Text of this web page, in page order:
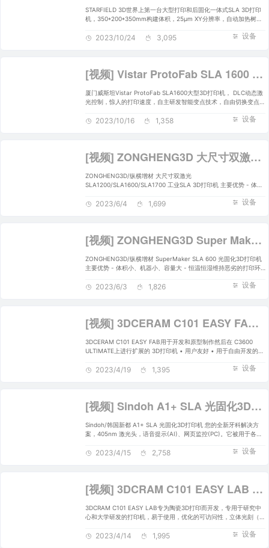
STARFIELD 3D世界上第一台大型打印和后固化一体式SLA 3D打印
机，350*200*350mm构建体积，25μm XY分辨率，自动加热树脂
高强度激光，实现高质量打印。
设备
2023/10/24 3,095
[视频] Vistar ProtoFab SLA 1600 DLC动态激光控制的超大尺寸工业级3D打印机
厦门威斯坦Vistar ProtoFab SLA1600大型3D打印机， DLC动态激
光控制，惊人的打印速度，自主研发智能变点技术，自由切换变点模
100%，最大限度提高新产品研发效率。
设备
2023/10/16 1,358
[视频] ZONGHENG3D 大尺寸双激光 SLA1200/SLA1600/SLA1700 工业SLA 3D打印机
ZONGHENG3D/纵横增材 大尺寸双激光
SLA1200/SLA1600/SLA1700 工业SLA 3D打印机 主要优势 - 体积
容错性高，可量产 - 操作简单，可拆卸网板和树脂槽 - 易于调试，
设备
2023/6/4 1,699
[视频] ZONGHENG3D Super Maker SLA 600 光固化3D打印机
ZONGHENG3D/纵横增材 SuperMaker SLA 600 光固化3D打印机
主要优势 - 体积小、机器小、容量大 - 恒温恒湿维持恶劣的打印环
槽 - 易于调试，模块化集成电路 - 持续监控，全程打印监控 - 过压
设备
2023/6/3 1,826
[视频] 3DCERAM C101 EASY FAB 用于技术陶瓷开发和原型制作的3D打印机
3DCERAM C101 EASY FAB用于开发和原型制作然后在 C3600
ULTIMATE上进行扩展的 3D打印机 • 用户友好 • 用于自由开发的实
以提供优化运行 100*100*150 所需的材料数量 • 精确控制浆料数
设备
2023/4/19 1,395
[视频] Sindoh A1+ SLA 光固化3D打印机 您的牙科全新解决方案
Sindoh/韩国新都 A1+ SLA 光固化3D打印机 您的全新牙科解决方
案，405nm 激光头，语音提示(AI)、网页监控(PC)。它被用于各种
设备
2023/4/15 2,758
[视频] 3DCRAM C101 EASY LAB – 开发您自己的陶瓷3D打印流程
3DCRAM C101 EASY LAB专为陶瓷3D打印而开发，专用于研究中
心和大学研发的打印机，易于使用，优化的可访问性，立体光刻（激
学）的优化， 60 mL 陶瓷足以开始打印或 10 mL 陶瓷（SAM（少
设备
2023/4/14 1,995